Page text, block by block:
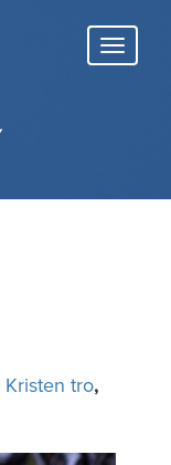
Kristen tro,